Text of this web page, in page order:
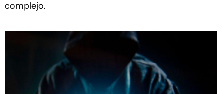
complejo.